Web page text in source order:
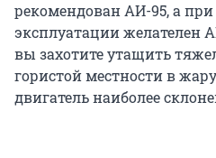
рекомендован АИ-95, а
эксплуатации желателен
вы захотите утащить
гористой местности в
двигатель наиболее